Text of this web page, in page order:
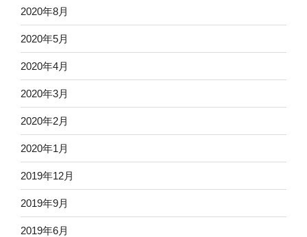
2020年8月
2020年5月
2020年4月
2020年3月
2020年2月
2020年1月
2019年12月
2019年9月
2019年6月